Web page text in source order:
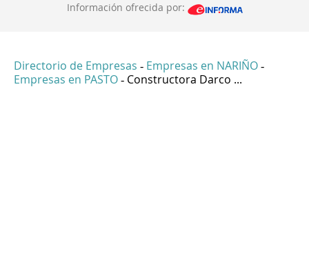
Información ofrecida por:
Directorio de Empresas - Empresas en NARIÑO -
Empresas en PASTO - Constructora Darco ...